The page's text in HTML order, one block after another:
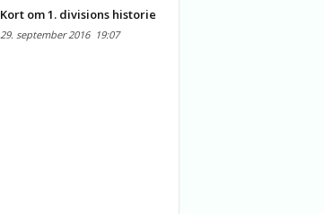
Kort om 1. divisions historie
29. september 201619:07